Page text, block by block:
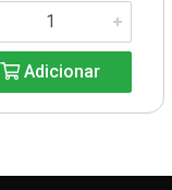
Adicionar